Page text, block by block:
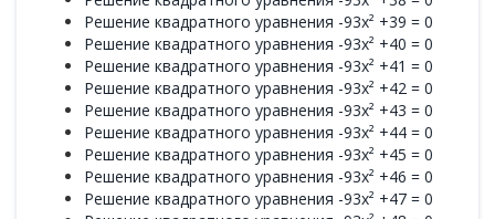
Решение квадратного уравнения -93x² +39 = 0
Решение квадратного уравнения -93x² +40 = 0
Решение квадратного уравнения -93x² +41 = 0
Решение квадратного уравнения -93x² +42 = 0
Решение квадратного уравнения -93x² +43 = 0
Решение квадратного уравнения -93x² +44 = 0
Решение квадратного уравнения -93x² +45 = 0
Решение квадратного уравнения -93x² +46 = 0
Решение квадратного уравнения -93x² +47 = 0